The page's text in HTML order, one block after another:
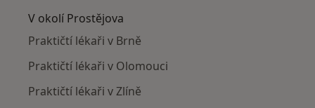
V okolí Prostějova
Praktičtí lékaři v Brně
Praktičtí lékaři v Olomouci
Praktičtí lékaři v Zlíně